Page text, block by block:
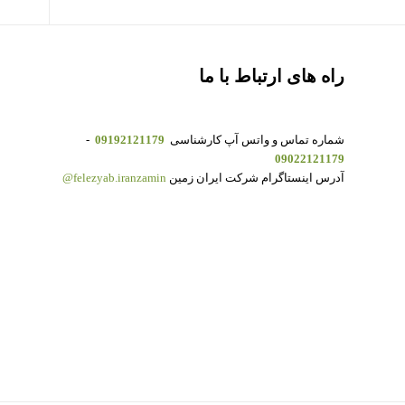
راه های ارتباط با ما
شماره تماس و واتس آپ کارشناسی 09192121179
-
09022121179
آدرس اینستاگرام شرکت ایران زمین felezyab.iranzamin@